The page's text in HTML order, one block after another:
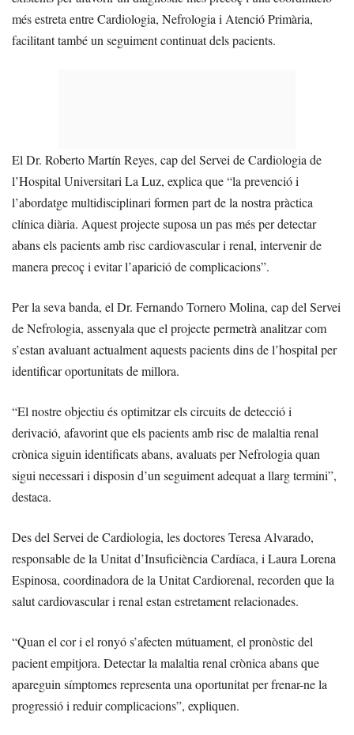
més estreta entre Cardiologia, Nefrologia i Atenció Primària,
facilitant també un seguiment continuat dels pacients.
El Dr. Roberto Martín Reyes, cap del Servei de Cardiologia de
l’Hospital Universitari La Luz, explica que “la prevenció i
l’abordatge multidisciplinari formen part de la nostra pràctica
clínica diària. Aquest projecte suposa un pas més per detectar
abans els pacients amb risc cardiovascular i renal, intervenir de
manera precoç i evitar l’aparició de complicacions”.
Per la seva banda, el Dr. Fernando Tornero Molina, cap del Servei
de Nefrologia, assenyala que el projecte permetrà analitzar com
s’estan avaluant actualment aquests pacients dins de l’hospital per
identificar oportunitats de millora.
“El nostre objectiu és optimitzar els circuits de detecció i
derivació, afavorint que els pacients amb risc de malaltia renal
crònica siguin identificats abans, avaluats per Nefrologia quan
sigui necessari i disposin d’un seguiment adequat a llarg termini”,
destaca.
Des del Servei de Cardiologia, les doctores Teresa Alvarado,
responsable de la Unitat d’Insuficiència Cardíaca, i Laura Lorena
Espinosa, coordinadora de la Unitat Cardiorenal, recorden que la
salut cardiovascular i renal estan estretament relacionades.
“Quan el cor i el ronyó s’afecten mútuament, el pronòstic del
pacient empitjora. Detectar la malaltia renal crònica abans que
apareguin símptomes representa una oportunitat per frenar-ne la
progressió i reduir complicacions”, expliquen.